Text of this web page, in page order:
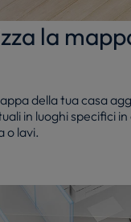
la
della tua casa
in luoghi specifici
o lavi.